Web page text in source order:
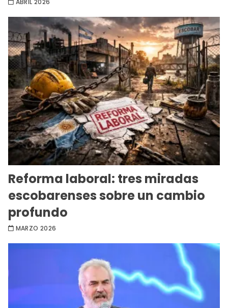
ABRIL 2026
Reforma laboral: tres miradas
escobarenses sobre un cambio
profundo
MARZO 2026